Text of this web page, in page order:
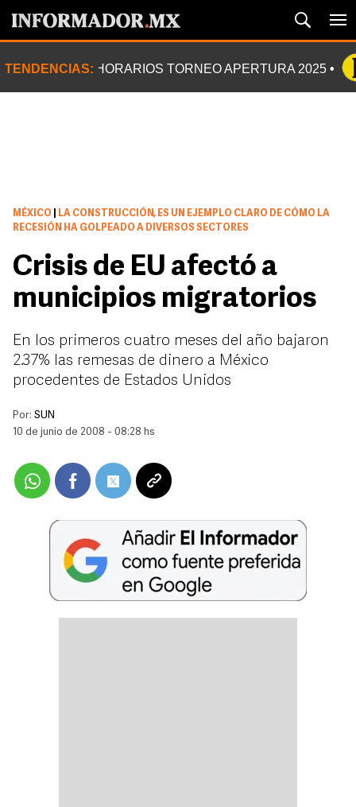
TENDENCIAS: HORARIOS TORNEO APERTURA 2025
MÉXICO
LA CONSTRUCCIÓN, ES UN EJEMPLO CLARO DE CÓMO LA
RECESIÓN HA GOLPEADO A DIVERSOS SECTORES
Crisis de EU afectó a
municipios migratorios
En los primeros cuatro meses del año bajaron
2.37% las remesas de dinero a México
procedentes de Estados Unidos
Por: SUN
10 de junio de 2008 - 08:28 hs